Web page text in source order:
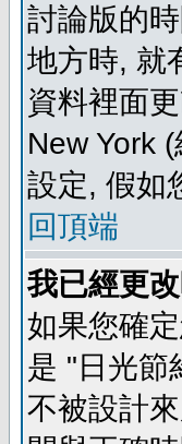
討論版的
地方時, 就
資料裡面
New York
設定, 假如
回頂端
我已經更
如果您確
是 "日光節
不被設計